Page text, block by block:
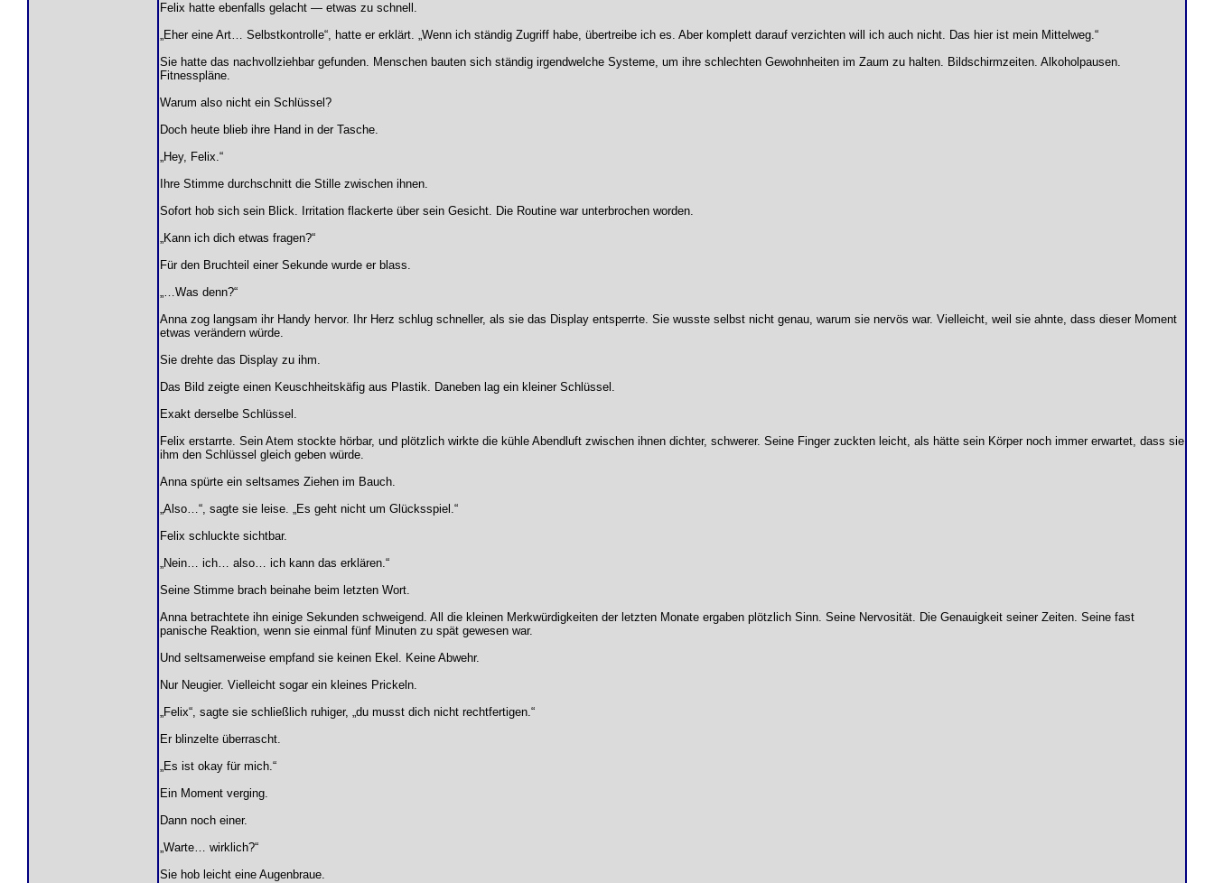
Felix hatte ebenfalls gelacht — etwas zu schnell.
„Eher eine Art… Selbstkontrolle“, hatte er erklärt. „Wenn ich ständig Zugriff habe, übertreibe ich es. Aber komplett darauf verzichten will ich auch nicht. Das hier ist mein Mittelweg.“
Sie hatte das nachvollziehbar gefunden. Menschen bauten sich ständig irgendwelche Systeme, um ihre schlechten Gewohnheiten im Zaum zu halten. Bildschirmzeiten. Alkoholpausen.
Fitnesspläne.
Warum also nicht ein Schlüssel?
Doch heute blieb ihre Hand in der Tasche.
„Hey, Felix.“
Ihre Stimme durchschnitt die Stille zwischen ihnen.
Sofort hob sich sein Blick. Irritation flackerte über sein Gesicht. Die Routine war unterbrochen worden.
„Kann ich dich etwas fragen?“
Für den Bruchteil einer Sekunde wurde er blass.
„…Was denn?“
Anna zog langsam ihr Handy hervor. Ihr Herz schlug schneller, als sie das Display entsperrte. Sie wusste selbst nicht genau, warum sie nervös war. Vielleicht, weil sie ahnte, dass dieser Moment
etwas verändern würde.
Sie drehte das Display zu ihm.
Das Bild zeigte einen Keuschheitskäfig aus Plastik. Daneben lag ein kleiner Schlüssel.
Exakt derselbe Schlüssel.
Felix erstarrte. Sein Atem stockte hörbar, und plötzlich wirkte die kühle Abendluft zwischen ihnen dichter, schwerer. Seine Finger zuckten leicht, als hätte sein Körper noch immer erwartet, dass sie
ihm den Schlüssel gleich geben würde.
Anna spürte ein seltsames Ziehen im Bauch.
„Also…“, sagte sie leise. „Es geht nicht um Glücksspiel.“
Felix schluckte sichtbar.
„Nein… ich… also… ich kann das erklären.“
Seine Stimme brach beinahe beim letzten Wort.
Anna betrachtete ihn einige Sekunden schweigend. All die kleinen Merkwürdigkeiten der letzten Monate ergaben plötzlich Sinn. Seine Nervosität. Die Genauigkeit seiner Zeiten. Seine fast
panische Reaktion, wenn sie einmal fünf Minuten zu spät gewesen war.
Und seltsamerweise empfand sie keinen Ekel. Keine Abwehr.
Nur Neugier. Vielleicht sogar ein kleines Prickeln.
„Felix“, sagte sie schließlich ruhiger, „du musst dich nicht rechtfertigen.“
Er blinzelte überrascht.
„Es ist okay für mich.“
Ein Moment verging.
Dann noch einer.
„Warte… wirklich?“
Sie hob leicht eine Augenbraue.